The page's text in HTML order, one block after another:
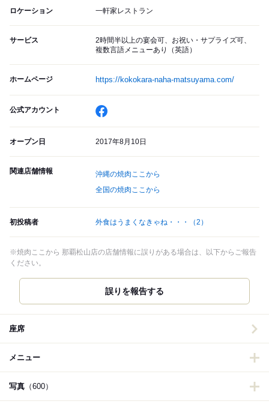
ロケーション 一軒家レストラン
サービス
2時間半以上の宴会可、お祝い・サプライズ可、
複数言語メニューあり（英語）
ホームページ https://kokokara-naha-matsuyama.com/
公式アカウント
オープン日 2017年8月10日
関連店舗情報
沖縄の焼肉ここから
全国の焼肉ここから
初投稿者 外食はうまくなきゃね・・・ （2）
※焼肉ここから 那覇松山店の店舗情報に誤りがある場合は、以下からご報告
ください。
誤りを報告する
座席
メニュー
写真 （600）